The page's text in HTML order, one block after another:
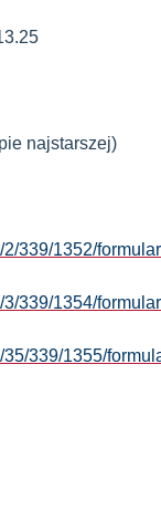
najstarszej)
339/1352/
339/1354/
339/1355/